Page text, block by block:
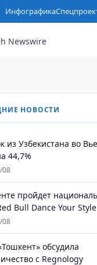
Инфографика
Newswire
НОВОСТИ
из Узбекистана во
44,7%
08
пройдет
Bull Dance Your Style
08
обсудила
с Regnology